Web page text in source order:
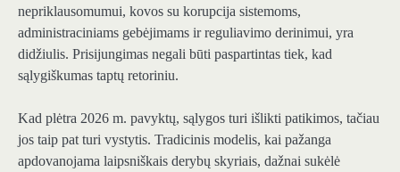
nepriklausomumui, kovos su korupcija sistemoms,
administraciniams gebėjimams ir reguliavimo derinimui, yra
didžiulis. Prisijungimas negali būti paspartintas tiek, kad
sąlygiškumas taptų retoriniu.
Kad plėtra 2026 m. pavyktų, sąlygos turi išlikti patikimos, tačiau
jos taip pat turi vystytis. Tradicinis modelis, kai pažanga
apdovanojama laipsniškais derybų skyriais, dažnai sukėlė